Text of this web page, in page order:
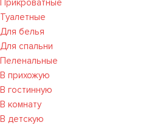
Прикроватные
Туалетные
Для белья
Для спальни
Пеленальные
В прихожую
В гостинную
В комнату
В детскую